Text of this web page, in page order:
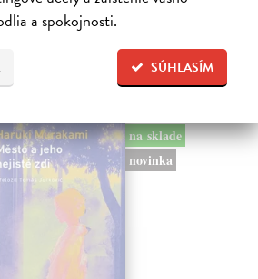
a spokojnosti.
SÚHLASÍM
na sklade
novinka